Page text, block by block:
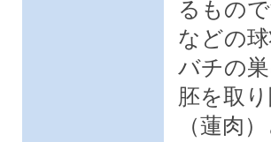
るもの
などの
バチの
胚を取
（蓮肉